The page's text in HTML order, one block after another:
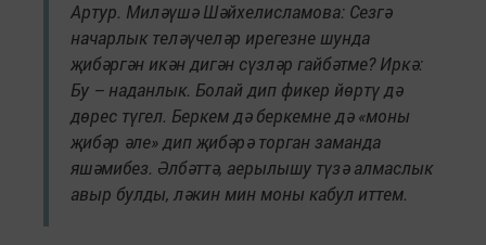
Артур. Миләүшә Шәйхелисламова: Сезгә
начарлык теләүчеләр ирегезне шунда
җибәргән икән дигән сүзләр гайбәтме? Иркә:
Бу – наданлык. Болай дип фикер йөртү дә
дөрес түгел. Беркем дә беркемне дә «моны
җибәр әле» дип җибәрә торган заманда
яшәмибез. Әлбәттә, аерылышу түзә алмаслык
авыр булды, ләкин мин моны кабул иттем.